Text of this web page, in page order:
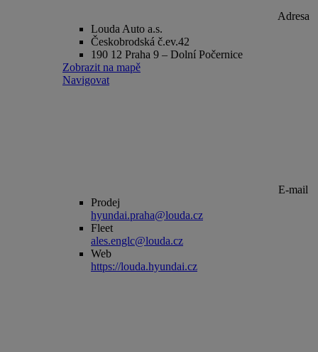
Adresa
Louda Auto a.s.
Českobrodská č.ev.42
190 12 Praha 9 – Dolní Počernice
Zobrazit na mapě
Navigovat
E-mail
Prodej
hyundai.praha@louda.cz
Fleet
ales.englc@louda.cz
Web
https://louda.hyundai.cz